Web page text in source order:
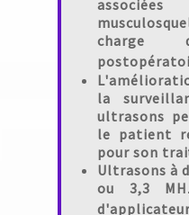
charge
la
ultrasons
le patient
pour son
Ultrasons à
ou 3,3